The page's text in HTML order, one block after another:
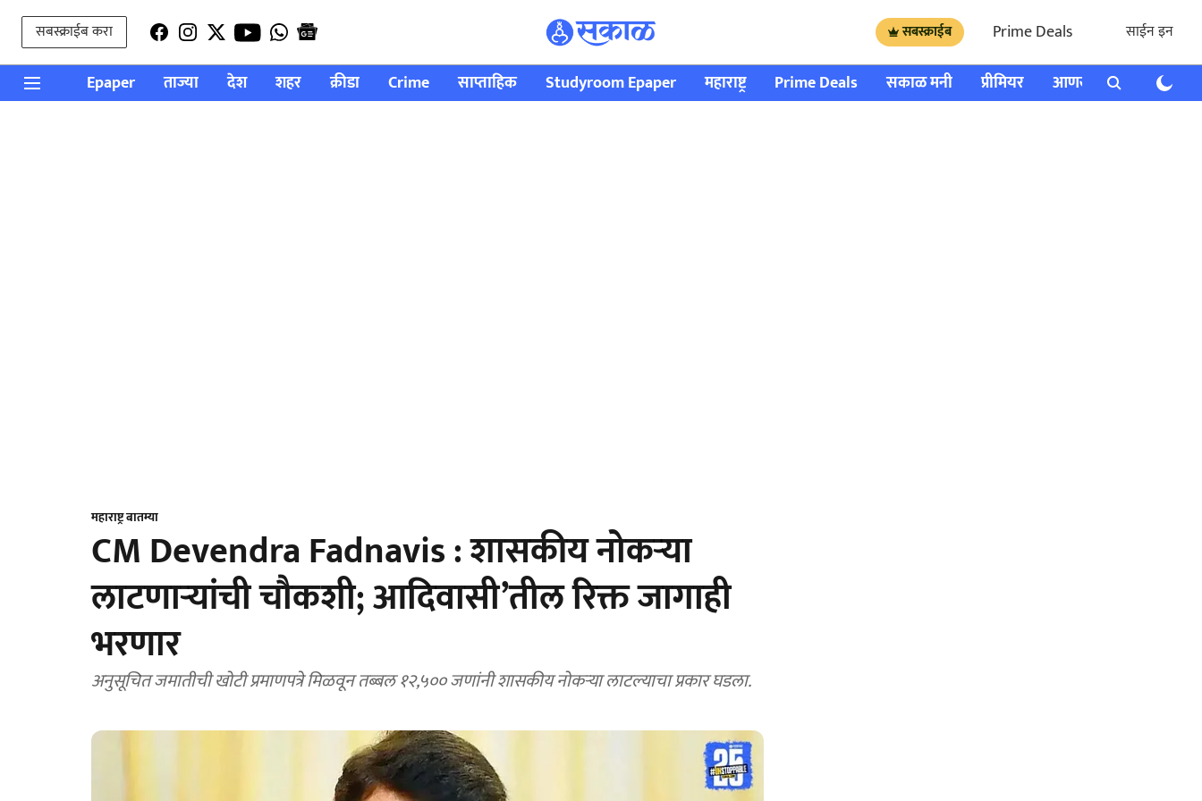
सबस्क्राईब करा सबस्क्राईब Prime Deals साईन इन
Epaper ताज्या देश शहर क्रीडा Crime साप्ताहिक Studyroom Epaper महाराष्ट्र Prime Deals सकाळ मनी प्रीमियर आणखी राशी भविष्य
महाराष्ट्र बातम्या
CM Devendra Fadnavis : शासकीय नोकऱ्या
लाटणाऱ्यांची चौकशी; आदिवासी’तील रिक्त जागाही
भरणार
अनुसूचित जमातीची खोटी प्रमाणपत्रे मिळवून तब्बल १२,५०० जणांनी शासकीय नोकऱ्या लाटल्याचा प्रकार घडला.